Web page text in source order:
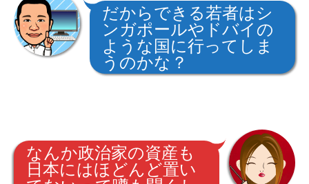
だからできる若者はシ
ンガポールやドバイの
ような国に行ってしま
うのかな？
なんか政治家の資産も
日本にはほどんど置い